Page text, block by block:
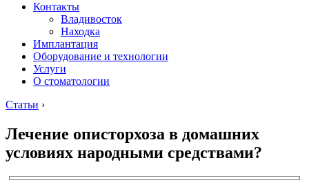
Контакты
Владивосток
Находка
Имплантация
Оборудование и технологии
Услуги
О стоматологии
Статьи ›
Лечение описторхоза в домашних
условиях народными средствами?